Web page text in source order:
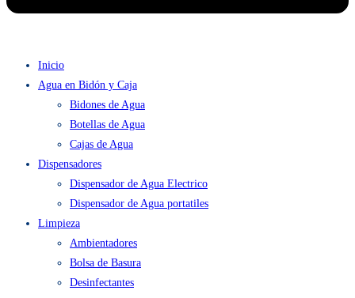
Inicio
Agua en Bidón y Caja
Bidones de Agua
Botellas de Agua
Cajas de Agua
Dispensadores
Dispensador de Agua Electrico
Dispensador de Agua portatiles
Limpieza
Ambientadores
Bolsa de Basura